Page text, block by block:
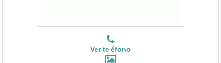
Ver teléfono